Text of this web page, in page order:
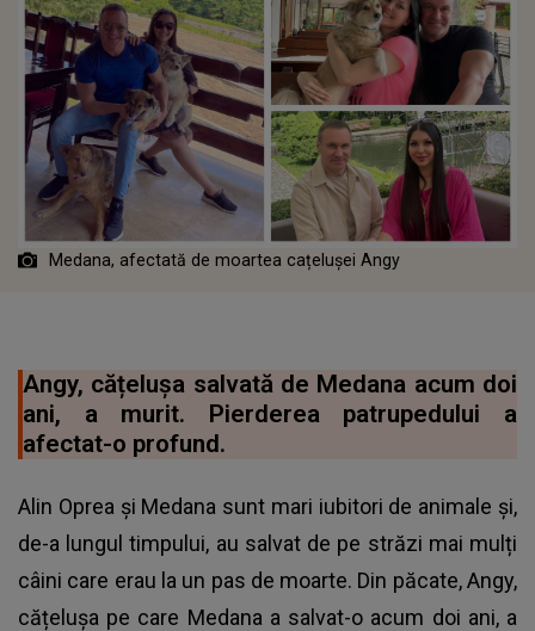
Medana, afectată de moartea cațelușei Angy
Angy, cățelușa salvată de Medana acum doi
ani, a murit. Pierderea patrupedului a
afectat-o profund.
Alin Oprea și Medana sunt mari iubitori de animale și,
de-a lungul timpului, au salvat de pe străzi mai mulți
câini care erau la un pas de moarte. Din păcate, Angy,
cățelușa pe care Medana a salvat-o acum doi ani, a